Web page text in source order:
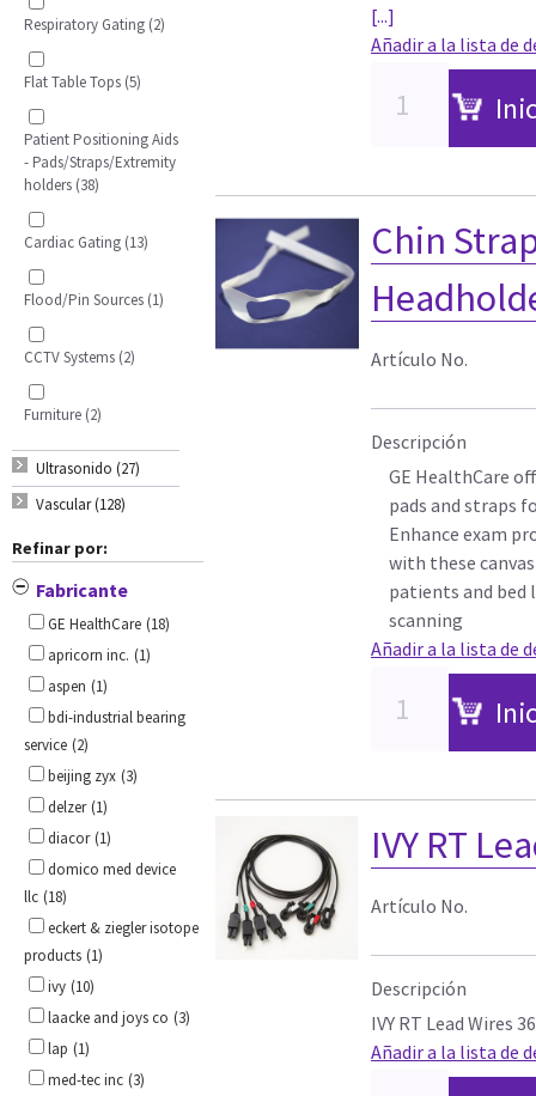
Respiratory Gating (2)
Flat Table Tops (5)
Patient Positioning Aids
- Pads/Straps/Extremity
holders (38)
Cardiac Gating (13)
Flood/Pin Sources (1)
CCTV Systems (2)
Furniture (2)
Ultrasonido (27)
Vascular (128)
Refinar por:
Fabricante
GE HealthCare (18)
apricorn inc. (1)
aspen (1)
bdi-industrial bearing
service (2)
beijing zyx (3)
delzer (1)
diacor (1)
domico med device
llc (18)
eckert & ziegler isotope
products (1)
ivy (10)
laacke and joys co (3)
lap (1)
med-tec inc (3)
[...]
Añadir a la lista de
Chin
Artículo No.
Descripción
GE HealthCare
pads and straps
Enhance exam
with these
patients and bed
scanning
Añadir a la lista de
IVY RT
Artículo No.
Descripción
IVY RT Lead Wires
Añadir a la lista de